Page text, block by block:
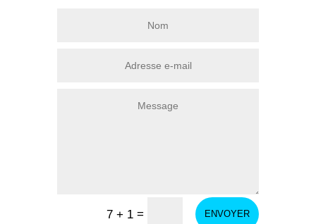
7 + 1 = ENVOYER